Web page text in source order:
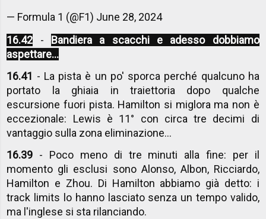
— Formula 1 (@F1) June 28, 2024
16.42 - Bandiera a scacchi e adesso dobbiamo
aspettare...
16.41 - La pista è un po' sporca perché qualcuno ha
portato la ghiaia in traiettoria dopo qualche
escursione fuori pista. Hamilton si miglora ma non è
eccezionale: Lewis è 11° con circa tre decimi di
vantaggio sulla zona eliminazione...
16.39 - Poco meno di tre minuti alla fine: per il
momento gli esclusi sono Alonso, Albon, Ricciardo,
Hamilton e Zhou. Di Hamilton abbiamo già detto: i
track limits lo hanno lasciato senza un tempo valido,
ma l'inglese si sta rilanciando.